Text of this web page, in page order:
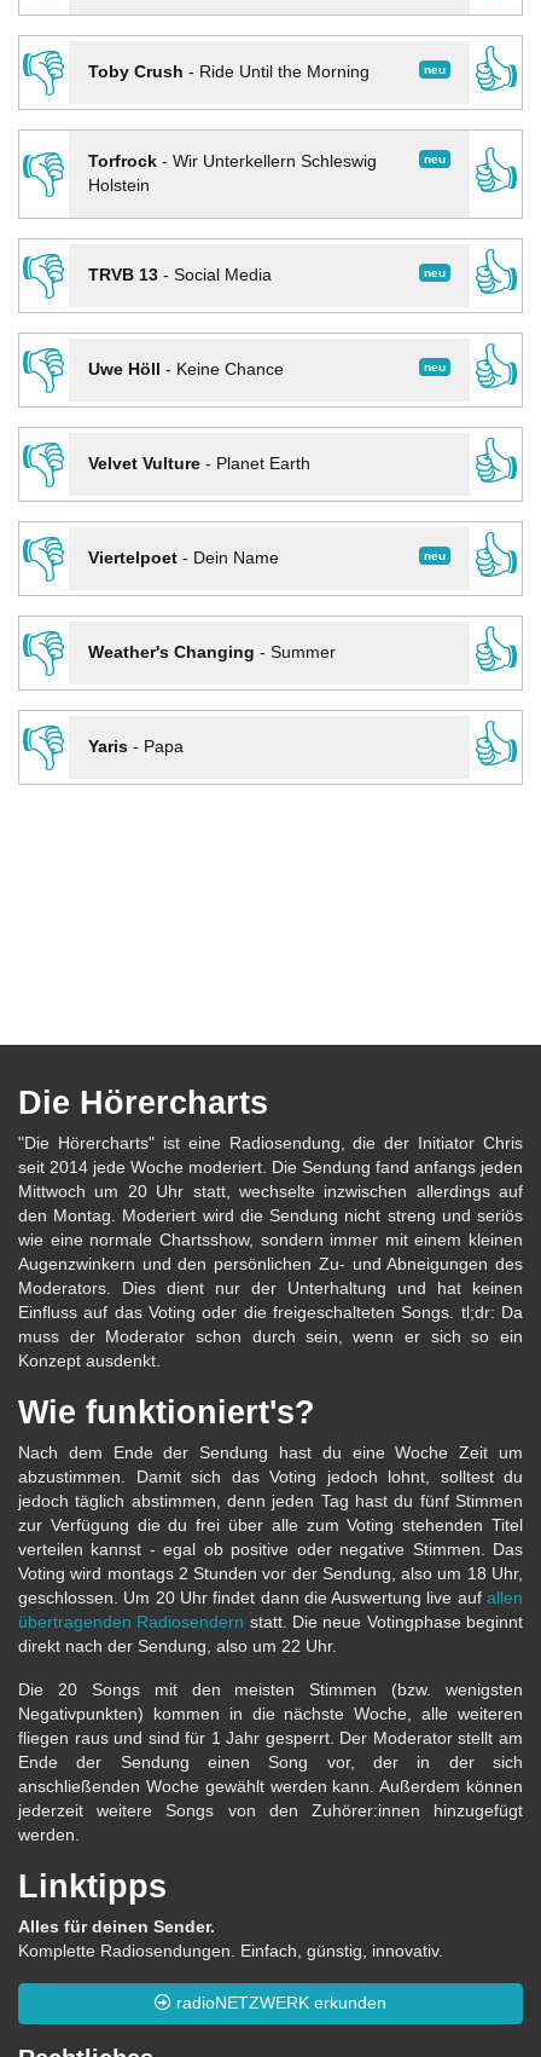
👎
neu
Toby Crush - Ride Until the Morning
👍
👎
neu
Torfrock- Wir Unterkellern Schleswig
Holstein
👍
👎
neu
TRVB 13- Social Media
👍
👎
neu
Uwe Höll - Keine Chance
👍
👎
Velvet Vulture- Planet Earth
👍
👎
neu
Viertelpoet- Dein Name
👍
👎
Weather's Changing - Summer
👍
👎
Yaris- Papa 👍
Die Hörercharts
"Die Hörercharts" ist eine Radiosendung, die der Initiator Chris
seit 2014 jede Woche moderiert. Die Sendung fand anfangs jeden
Mittwoch um 20 Uhr statt, wechselte inzwischen allerdings auf
den Montag. Moderiert wird die Sendung nicht streng und seriös
wie eine normale Chartsshow, sondern immer mit einem kleinen
Augenzwinkern und den persönlichen Zu- und Abneigungen des
Moderators. Dies dient nur der Unterhaltung und hat keinen
Einfluss auf das Voting oder die freigeschalteten Songs. tl;dr: Da
muss der Moderator schon durch sein, wenn er sich so ein
Konzept ausdenkt.
Wie funktioniert's?
Nach dem Ende der Sendung hast du eine Woche Zeit um
abzustimmen. Damit sich das Voting jedoch lohnt, solltest du
jedoch täglich abstimmen, denn jeden Tag hast du fünf Stimmen
zur Verfügung die du frei über alle zum Voting stehenden Titel
verteilen kannst - egal ob positive oder negative Stimmen. Das
Voting wird montags 2 Stunden vor der Sendung, also um 18 Uhr,
geschlossen. Um 20 Uhr findet dann die Auswertung live auf allen
übertragenden Radiosendern statt. Die neue Votingphase beginnt
direkt nach der Sendung, also um 22 Uhr.
Die 20 Songs mit den meisten Stimmen (bzw. wenigsten
Negativpunkten) kommen in die nächste Woche, alle weiteren
fliegen raus und sind für 1 Jahr gesperrt. Der Moderator stellt am
Ende der Sendung einen Song vor, der in der sich
anschließenden Woche gewählt werden kann. Außerdem können
jederzeit weitere Songs von den Zuhörer:innen hinzugefügt
werden.
Linktipps
Alles für deinen Sender.
Komplette Radiosendungen. Einfach, günstig, innovativ.
radioNETZWERK erkunden